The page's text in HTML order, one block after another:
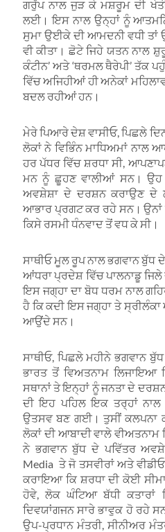
ਗਰੁੱਪ ਨਾਲ ਜੁੜ ਕੇ ਮਸ਼ਰੂਮ ਦੀ
ਲਈ। ਇਸ ਨਾਲ ਉਨ੍ਹਾਂ ਨੂੰ
ਸੁਮਾ ਉਈਕੇ ਦੀ ਆਮਦਨੀ ਵਧੀ ਤਾਂ
ਵੀ ਕੀਤਾ। ਛੋਟੇ ਜਿਹੇ ਯਤਨ ਨਾਲ
ਕੰਟੀਨ’ ਅਤੇ ‘ਥਰਮਲ ਥੈਰੇਪੀ’
ਵਿੱਚ ਅਜਿਹੀਆਂ ਹੀ ਅਨੇਕਾਂ
ਬਦਲ ਰਹੀਆਂ ਹਨ।
ਮੇਰੇ ਪਿਆਰੇ ਦੇਸ਼ ਵਾਸੀਓ, ਪਿਛਲੇ
ਲੋਕਾਂ ਨੇ ਵਿਭਿੰਨ ਮਾਧਿਅਮਾਂ
ਹਰ ਪੱਧਰ ਵਿੱਚ ਸ਼ਰਧਾ ਸੀ,
ਮਨ ਨੂੰ ਛੂਹਣ ਵਾਲੀਆਂ ਸਨ। ਉਹ
ਅਵਸ਼ੇਸ਼ਾ ਦੇ ਦਰਸ਼ਨ ਕਰਾਉਣ ਦੇ
ਆਭਾਰ ਪ੍ਰਗਟ ਕਰ ਰਹੇ ਸਨ। ਉਨਾਂ
ਕਿਸੇ ਰਸਮੀ ਧੰਨਵਾਦ ਤੋਂ ਵਧ ਕੇ ਸੀ।
ਸਾਥੀਓ ਮੂਲ ਰੂਪ ਨਾਲ ਭਗਵਾਨ ਬੁੱਧ
ਆਂਧਰਾ ਪ੍ਰਦੇਸ਼ ਵਿੱਚ ਪਾਲਨਾਡੂ
ਇਸ ਜਗ੍ਹਾ ਦਾ ਬੋਧ ਧਰਮ ਨਾਲ
ਹੈ ਕਿ ਕਦੀ ਇਸ ਜਗ੍ਹਾ ਤੇ
ਆਉਂਦੇ ਸਨ।
ਸਾਥੀਓ, ਪਿਛਲੇ ਮਹੀਨੇ ਭਗਵਾਨ
ਭਾਰਤ ਤੋਂ ਵਿਅਤਨਾਮ
ਸਥਾਨਾਂ ਤੇ ਇਨ੍ਹਾਂ ਨੂੰ ਜਨਤਾ ਦੇ
ਦੀ ਇਹ ਪਹਿਲ ਇਕ ਤਰ੍ਹਾਂ
ਉਤਸਵ ਬਣ ਗਈ। ਤੁਸੀਂ ਕਲਪਨਾ
ਲੋਕਾਂ ਦੀ ਆਬਾਦੀ ਵਾਲੇ
ਨੇ ਭਗਵਾਨ ਬੁੱਧ ਦੇ ਪਵਿੱਤਰ
Media ਤੇ ਜੋ ਤਸਵੀਰਾਂ ਅਤੇ
ਕਰਾਇਆ ਕਿ ਸ਼ਰਧਾ ਦੀ ਕੋਈ
ਹੋਵੇ, ਲੋਕ ਘੰਟਿਆ ਬੱਧੀ ਕਤਾਰਾਂ
ਦਿਵਯਾਂਗਜਨ ਸਾਰੇ ਭਾਵੁਕ ਹੋ ਰਹੇ
ਉਪ-ਪ੍ਰਧਾਨ ਮੰਤਰੀ, ਸੀਨੀਅਰ